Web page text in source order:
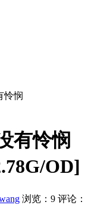
怜悯
有怜悯
OD]
浏览：9 评论：